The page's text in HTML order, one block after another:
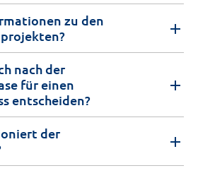
zu den
nach der
für einen
entscheiden?
der